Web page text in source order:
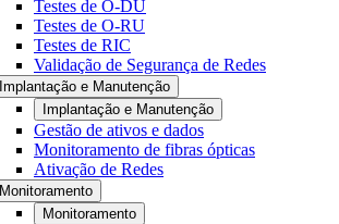
Testes de O-DU
Testes de O-RU
Testes de RIC
Validação de Segurança de Redes
Implantação e Manutenção
Implantação e Manutenção
Gestão de ativos e dados
Monitoramento de fibras ópticas
Ativação de Redes
Monitoramento
Monitoramento